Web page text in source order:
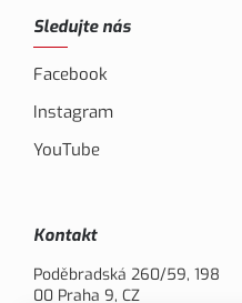
Sledujte nás
Facebook
Instagram
YouTube
Kontakt
Poděbradská 260/59, 198
00 Praha 9, CZ